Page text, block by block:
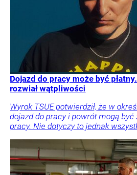
Dojazd do pracy może być
rozwiał wątpliwości
Wyrok TSUE potwierdził, że w
dojazd do pracy i powrót mogą być
pracy. Nie dotyczy to jednak